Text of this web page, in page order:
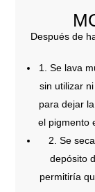
Después de
1. Se lava
sin utilizar
para dejar
el pigmento
2. Se
depósito
permitiría